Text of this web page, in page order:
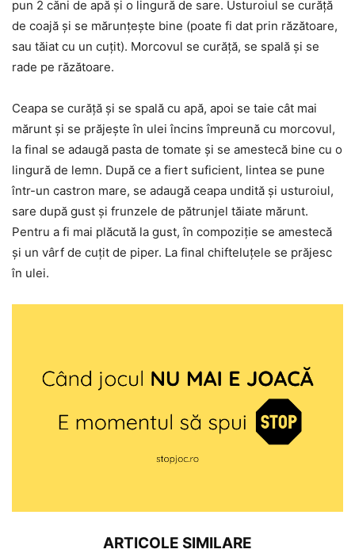
pun 2 căni de apă și o lingură de sare. Usturoiul se curăță
de coajă și se mărunțește bine (poate fi dat prin răzătoare,
sau tăiat cu un cuțit). Morcovul se curăță, se spală și se
rade pe răzătoare.
Ceapa se curăță și se spală cu apă, apoi se taie cât mai
mărunt și se prăjește în ulei încins împreună cu morcovul,
la final se adaugă pasta de tomate și se amestecă bine cu o
lingură de lemn. După ce a fiert suficient, lintea se pune
într-un castron mare, se adaugă ceapa undită și usturoiul,
sare după gust și frunzele de pătrunjel tăiate mărunt.
Pentru a fi mai plăcută la gust, în compoziție se amestecă
și un vârf de cuțit de piper. La final chifteluțele se prăjesc
în ulei.
ARTICOLE SIMILARE